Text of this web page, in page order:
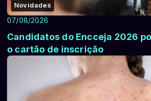
Novidades
07/08/2026
Candidatos do Encceja 2026
o cartão de inscrição